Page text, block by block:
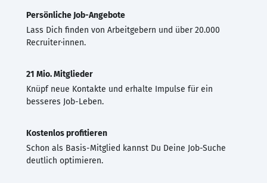
Persönliche Job-Angebote
Lass Dich finden von Arbeitgebern und über 20.000
Recruiter·innen.
21 Mio. Mitglieder
Knüpf neue Kontakte und erhalte Impulse für ein
besseres Job-Leben.
Kostenlos profitieren
Schon als Basis-Mitglied kannst Du Deine Job-Suche
deutlich optimieren.